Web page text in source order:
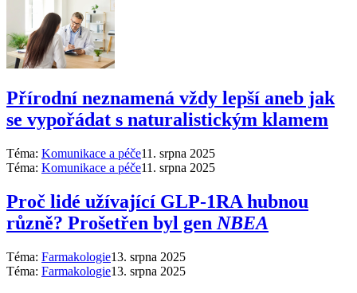
Přírodní neznamená vždy lepší aneb jak
se vypořádat s naturalistickým klamem
Téma: Komunikace a péče11. srpna 2025
Téma: Komunikace a péče11. srpna 2025
Proč lidé užívající GLP-1RA hubnou
různě? Prošetřen byl gen NBEA
Téma: Farmakologie13. srpna 2025
Téma: Farmakologie13. srpna 2025